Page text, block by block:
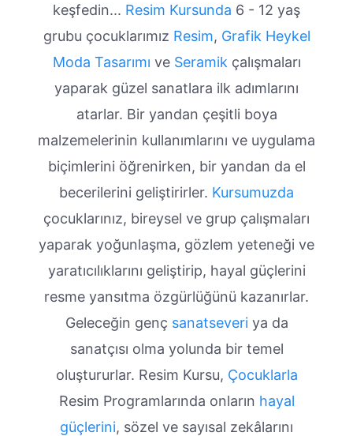
keşfedin... Resim Kursunda 6 - 12 yaş
grubu çocuklarımız Resim, Grafik Heykel
Moda Tasarımı veSeramik çalışmaları
yaparak güzel sanatlara ilk adımlarını
atarlar. Bir yandan çeşitli boya
malzemelerinin kullanımlarını ve uygulama
biçimlerini öğrenirken, bir yandan da el
becerilerini geliştirirler. Kursumuzda
çocuklarınız, bireysel ve grup çalışmaları
yaparak yoğunlaşma, gözlem yeteneği ve
yaratıcılıklarını geliştirip, hayal güçlerini
resme yansıtma özgürlüğünü kazanırlar.
Geleceğin genç sanatseveriya da
sanatçısı olma yolunda bir temel
oluştururlar. Resim Kursu, Çocuklarla
Resim Programlarında onların hayal
güçlerini, sözel ve sayısal zekâlarını